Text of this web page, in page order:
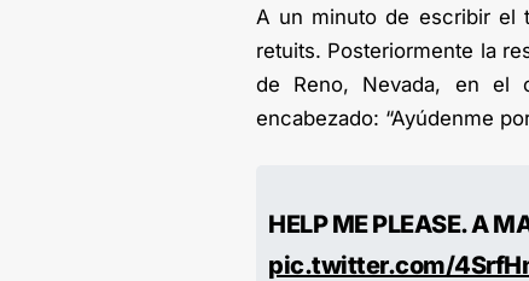
A un minuto de escribir el
retuits. Posteriormente la
de Reno, Nevada, en el
encabezado: “Ayúdenme
HELP ME PLEASE. A
pic.twitter.com/